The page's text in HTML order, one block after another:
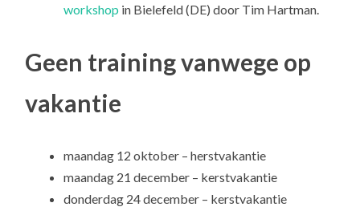
workshop in Bielefeld (DE) door Tim Hartman.
Geen training vanwege op
vakantie
maandag 12 oktober – herstvakantie
maandag 21 december – kerstvakantie
donderdag 24 december – kerstvakantie